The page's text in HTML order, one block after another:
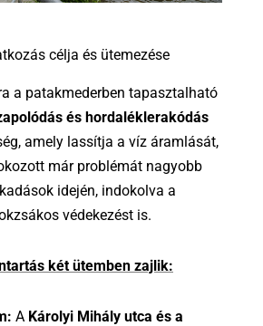
célja és ütemezése
a patakmederben tapasztalható
és hordaléklerakódás
amely lassítja a víz áramlását,
már problémát nagyobb
idején, indokolva a
védekezést is.
két ütemben zajlik:
A Károlyi Mihály utca és a